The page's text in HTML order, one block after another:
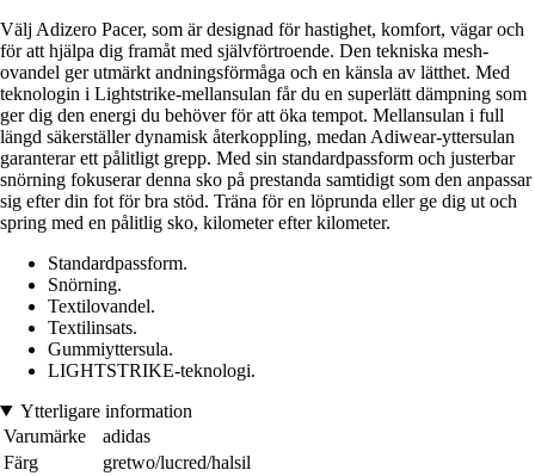
Välj Adizero Pacer, som är designad för hastighet, komfort, vägar och
för att hjälpa dig framåt med självförtroende. Den tekniska mesh-
ovandel ger utmärkt andningsförmåga och en känsla av lätthet. Med
teknologin i Lightstrike-mellansulan får du en superlätt dämpning som
ger dig den energi du behöver för att öka tempot. Mellansulan i full
längd säkerställer dynamisk återkoppling, medan Adiwear-yttersulan
garanterar ett pålitligt grepp. Med sin standardpassform och justerbar
snörning fokuserar denna sko på prestanda samtidigt som den anpassar
sig efter din fot för bra stöd. Träna för en löprunda eller ge dig ut och
spring med en pålitlig sko, kilometer efter kilometer.
Standardpassform.
Snörning.
Textilovandel.
Textilinsats.
Gummiyttersula.
LIGHTSTRIKE-teknologi.
Ytterligare information
Varumärke
adidas
Färg
gretwo/lucred/halsil